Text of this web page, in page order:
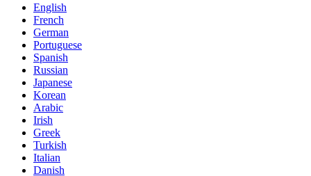
English
French
German
Portuguese
Spanish
Russian
Japanese
Korean
Arabic
Irish
Greek
Turkish
Italian
Danish